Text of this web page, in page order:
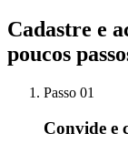
Cadastre e
poucos
Passo 01
Convide e